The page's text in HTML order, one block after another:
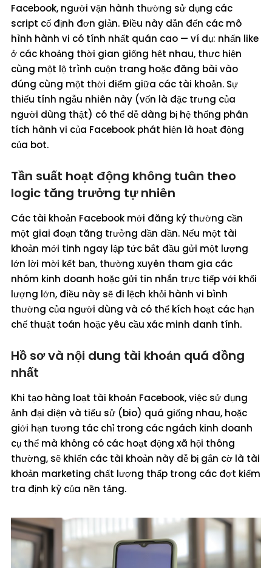
Facebook, người vận hành thường sử dụng các
script cố định đơn giản. Điều này dẫn đến các mô
hình hành vi có tính nhất quán cao — ví dụ: nhấn like
ở các khoảng thời gian giống hệt nhau, thực hiện
cùng một lộ trình cuộn trang hoặc đăng bài vào
đúng cùng một thời điểm giữa các tài khoản. Sự
thiếu tính ngẫu nhiên này (vốn là đặc trưng của
người dùng thật) có thể dễ dàng bị hệ thống phân
tích hành vi của Facebook phát hiện là hoạt động
của bot.
Tần suất hoạt động không tuân theo
logic tăng trưởng tự nhiên
Các tài khoản Facebook mới đăng ký thường cần
một giai đoạn tăng trưởng dần dần. Nếu một tài
khoản mới tinh ngay lập tức bắt đầu gửi một lượng
lớn lời mời kết bạn, thường xuyên tham gia các
nhóm kinh doanh hoặc gửi tin nhắn trực tiếp với khối
lượng lớn, điều này sẽ đi lệch khỏi hành vi bình
thường của người dùng và có thể kích hoạt các hạn
chế thuật toán hoặc yêu cầu xác minh danh tính.
Hồ sơ và nội dung tài khoản quá đồng
nhất
Khi tạo hàng loạt tài khoản Facebook, việc sử dụng
ảnh đại diện và tiểu sử (bio) quá giống nhau, hoặc
giới hạn tương tác chỉ trong các ngách kinh doanh
cụ thể mà không có các hoạt động xã hội thông
thường, sẽ khiến các tài khoản này dễ bị gắn cờ là tài
khoản marketing chất lượng thấp trong các đợt kiểm
tra định kỳ của nền tảng.